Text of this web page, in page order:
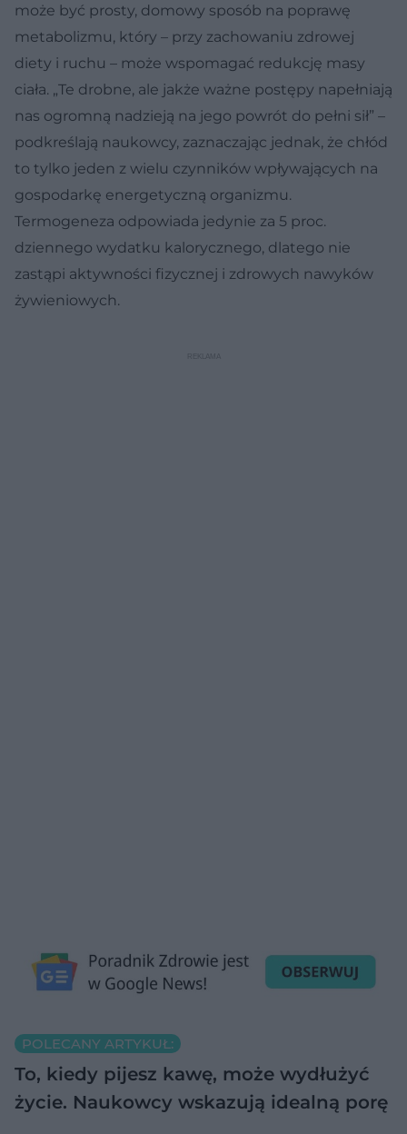
może być prosty, domowy sposób na poprawę
metabolizmu, który – przy zachowaniu zdrowej
diety i ruchu – może wspomagać redukcję masy
ciała. „Te drobne, ale jakże ważne postępy napełniają
nas ogromną nadzieją na jego powrót do pełni sił” –
podkreślają naukowcy, zaznaczając jednak, że chłód
to tylko jeden z wielu czynników wpływających na
gospodarkę energetyczną organizmu.
Termogeneza odpowiada jedynie za 5 proc.
dziennego wydatku kalorycznego, dlatego nie
zastąpi aktywności fizycznej i zdrowych nawyków
żywieniowych.
POLECANY ARTYKUŁ:
To, kiedy pijesz kawę, może wydłużyć
życie. Naukowcy wskazują idealną porę